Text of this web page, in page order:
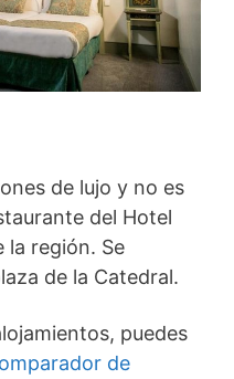
de lujo y no es
del Hotel
la región. Se
de la Catedral.
puedes
de